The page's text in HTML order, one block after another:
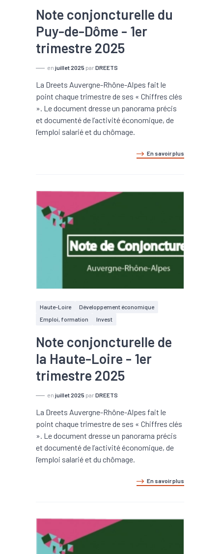
Note conjoncturelle du
Puy-de-Dôme - 1er
trimestre 2025
en juillet 2025 par DREETS
La Dreets Auvergne-Rhône-Alpes fait le
point chaque trimestre de ses « Chiffres clés
». Le document dresse un panorama précis
et documenté de l’activité économique, de
l’emploi salarié et du chômage.
En savoir plus
Haute-Loire
Développement économique
Emploi, formation
Invest
Note conjoncturelle de
la Haute-Loire - 1er
trimestre 2025
en juillet 2025 par DREETS
La Dreets Auvergne-Rhône-Alpes fait le
point chaque trimestre de ses « Chiffres clés
». Le document dresse un panorama précis
et documenté de l’activité économique, de
l’emploi salarié et du chômage.
En savoir plus